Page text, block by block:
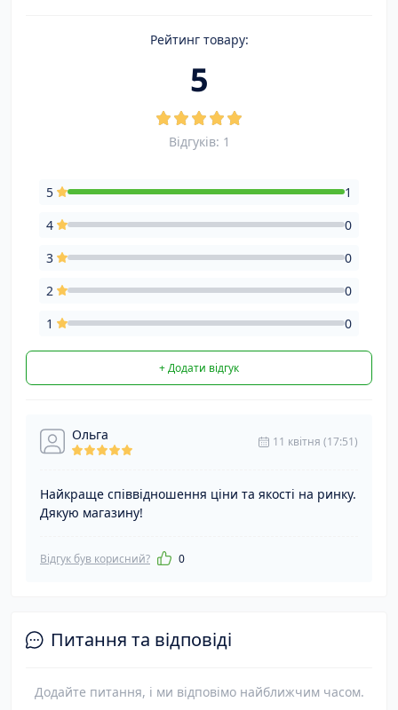
Рейтинг товару:
5
Відгуків: 1
5
1
4
0
3
0
2
0
1
0
+ Додати відгук
Ольга 11 квітня (17:51)
Найкраще співвідношення ціни та якості на ринку.
Дякую магазину!
Відгук був корисний? 0
Питання та відповіді
Додайте питання, і ми відповімо найближчим часом.